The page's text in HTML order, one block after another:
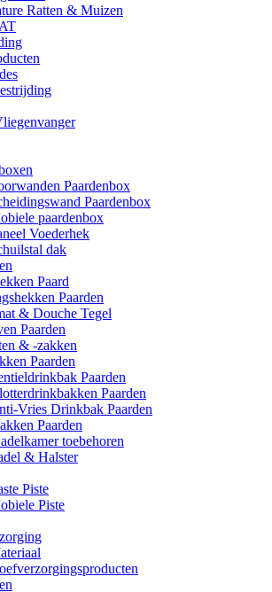
Ratten & Muizen
Paardenbox
Paardenbox
paardenbox
Voederhek
dak
Paard
Paarden
& Douche Tegel
Paarden
& -zakken
Paarden
Paarden
Paarden
Vries Drinkbak Paarden
Paarden
toebehoren
& Halster
Piste
Piste